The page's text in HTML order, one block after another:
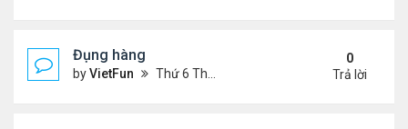
Đụng hàng
byVietFun Thứ 6 Tháng 11 05, 2021 3:02 pm
0
Trả lời